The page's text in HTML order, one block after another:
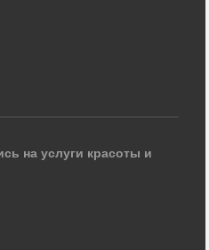
на услуги красоты и